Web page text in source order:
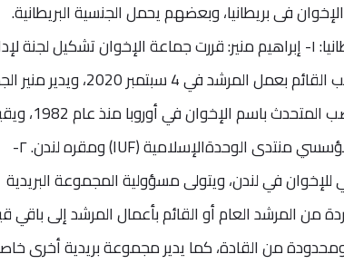
فى بريطانيا، وبعضهم يحمل الجنسية البريطانية.
ورصدت الدراسة أبرز قيادات الإخوان الارهابية فى بريطانيا: ١- إبراهيم منير: قررت جماعة الإخوان تشكيل لجنة
عمل الجماعة برئاسة إبراهيم منير، وأسندت إليه منصب القائم بعمل المرشد
من العاصمة البريطانية لندن. وكان يشغل “منير” منصب المتحدث
منذ سنوات في العاصمة البريطانية لندن، وهو أحد مؤسسي منتدى الوحدةالإسلامية (IUF) ومقره لندن. ٢-
للإخوان في لندن، ويتولى مسؤولية المجموعة البريدية
من المرشد العام أو القائم بأعمال المرشد إلى باقي
من القادة، كما يدير مجموعة بريدية أخرى